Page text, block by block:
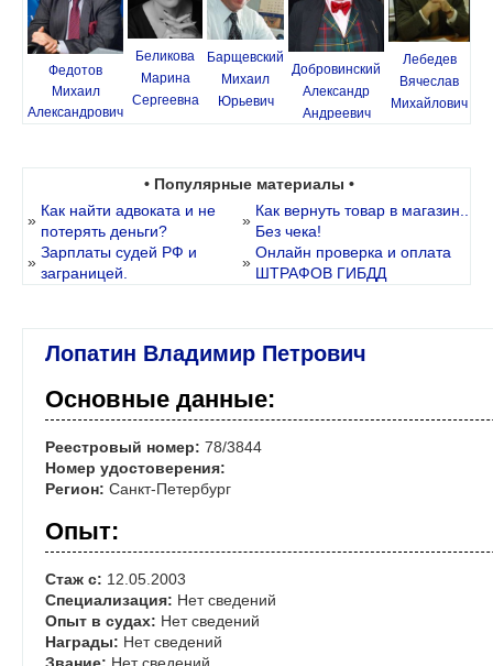
Федотов
Михаил
Александрович
Беликова
Марина
Сергеевна
Барщевский
Михаил
Юрьевич
Добровинский
Александр
Андреевич
Лебедев
Вячеслав
Михайлович
• Популярные материалы •
»
Как найти адвоката и не
потерять деньги?
»
Как вернуть товар в магазин..
Без чека!
»
Зарплаты судей РФ и
заграницей.
»
Онлайн проверка и оплата
ШТРАФОВ ГИБДД
Лопатин Владимир Петрович
Основные данные:
Реестровый номер: 78/3844
Номер удостоверения:
Регион: Санкт-Петербург
Опыт:
Стаж с: 12.05.2003
Специализация: Нет сведений
Опыт в судах: Нет сведений
Награды: Нет сведений